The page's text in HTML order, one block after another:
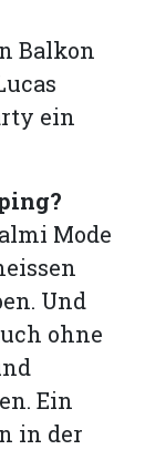
Balkon
ein
Mode
Und
ohne
Ein
in der